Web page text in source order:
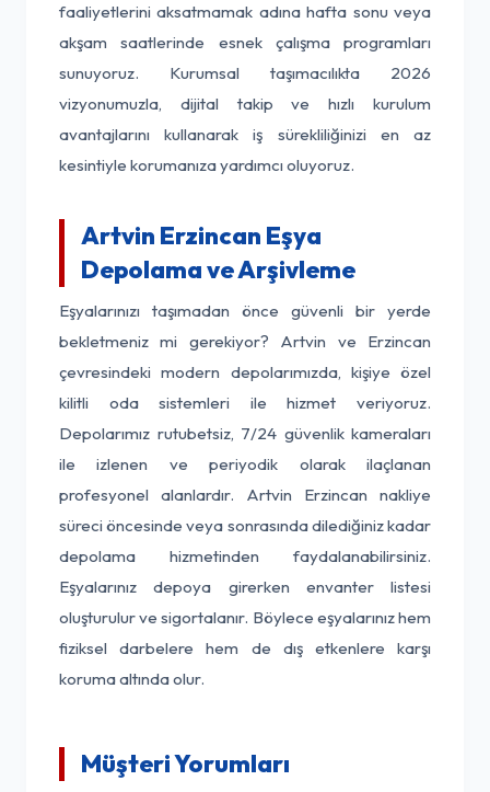
faaliyetlerini aksatmamak adına hafta sonu veya
akşam saatlerinde esnek çalışma programları
sunuyoruz. Kurumsal taşımacılıkta 2026
vizyonumuzla, dijital takip ve hızlı kurulum
avantajlarını kullanarak iş sürekliliğinizi en az
kesintiyle korumanıza yardımcı oluyoruz.
Artvin Erzincan Eşya
Depolama ve Arşivleme
Eşyalarınızı taşımadan önce güvenli bir yerde
bekletmeniz mi gerekiyor? Artvin ve Erzincan
çevresindeki modern depolarımızda, kişiye özel
kilitli oda sistemleri ile hizmet veriyoruz.
Depolarımız rutubetsiz, 7/24 güvenlik kameraları
ile izlenen ve periyodik olarak ilaçlanan
profesyonel alanlardır. Artvin Erzincan nakliye
süreci öncesinde veya sonrasında dilediğiniz kadar
depolama hizmetinden faydalanabilirsiniz.
Eşyalarınız depoya girerken envanter listesi
oluşturulur ve sigortalanır. Böylece eşyalarınız hem
fiziksel darbelere hem de dış etkenlere karşı
koruma altında olur.
Müşteri Yorumları